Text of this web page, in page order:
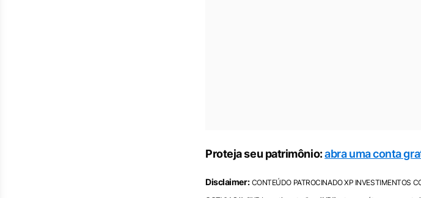
Proteja seu patrimônio:abra uma conta
Disclaimer: CONTEÚDO PATROCINADO XP INVESTIMENTOS